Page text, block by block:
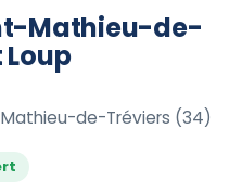
Mathieu-de-
Loup
de-Tréviers (34)